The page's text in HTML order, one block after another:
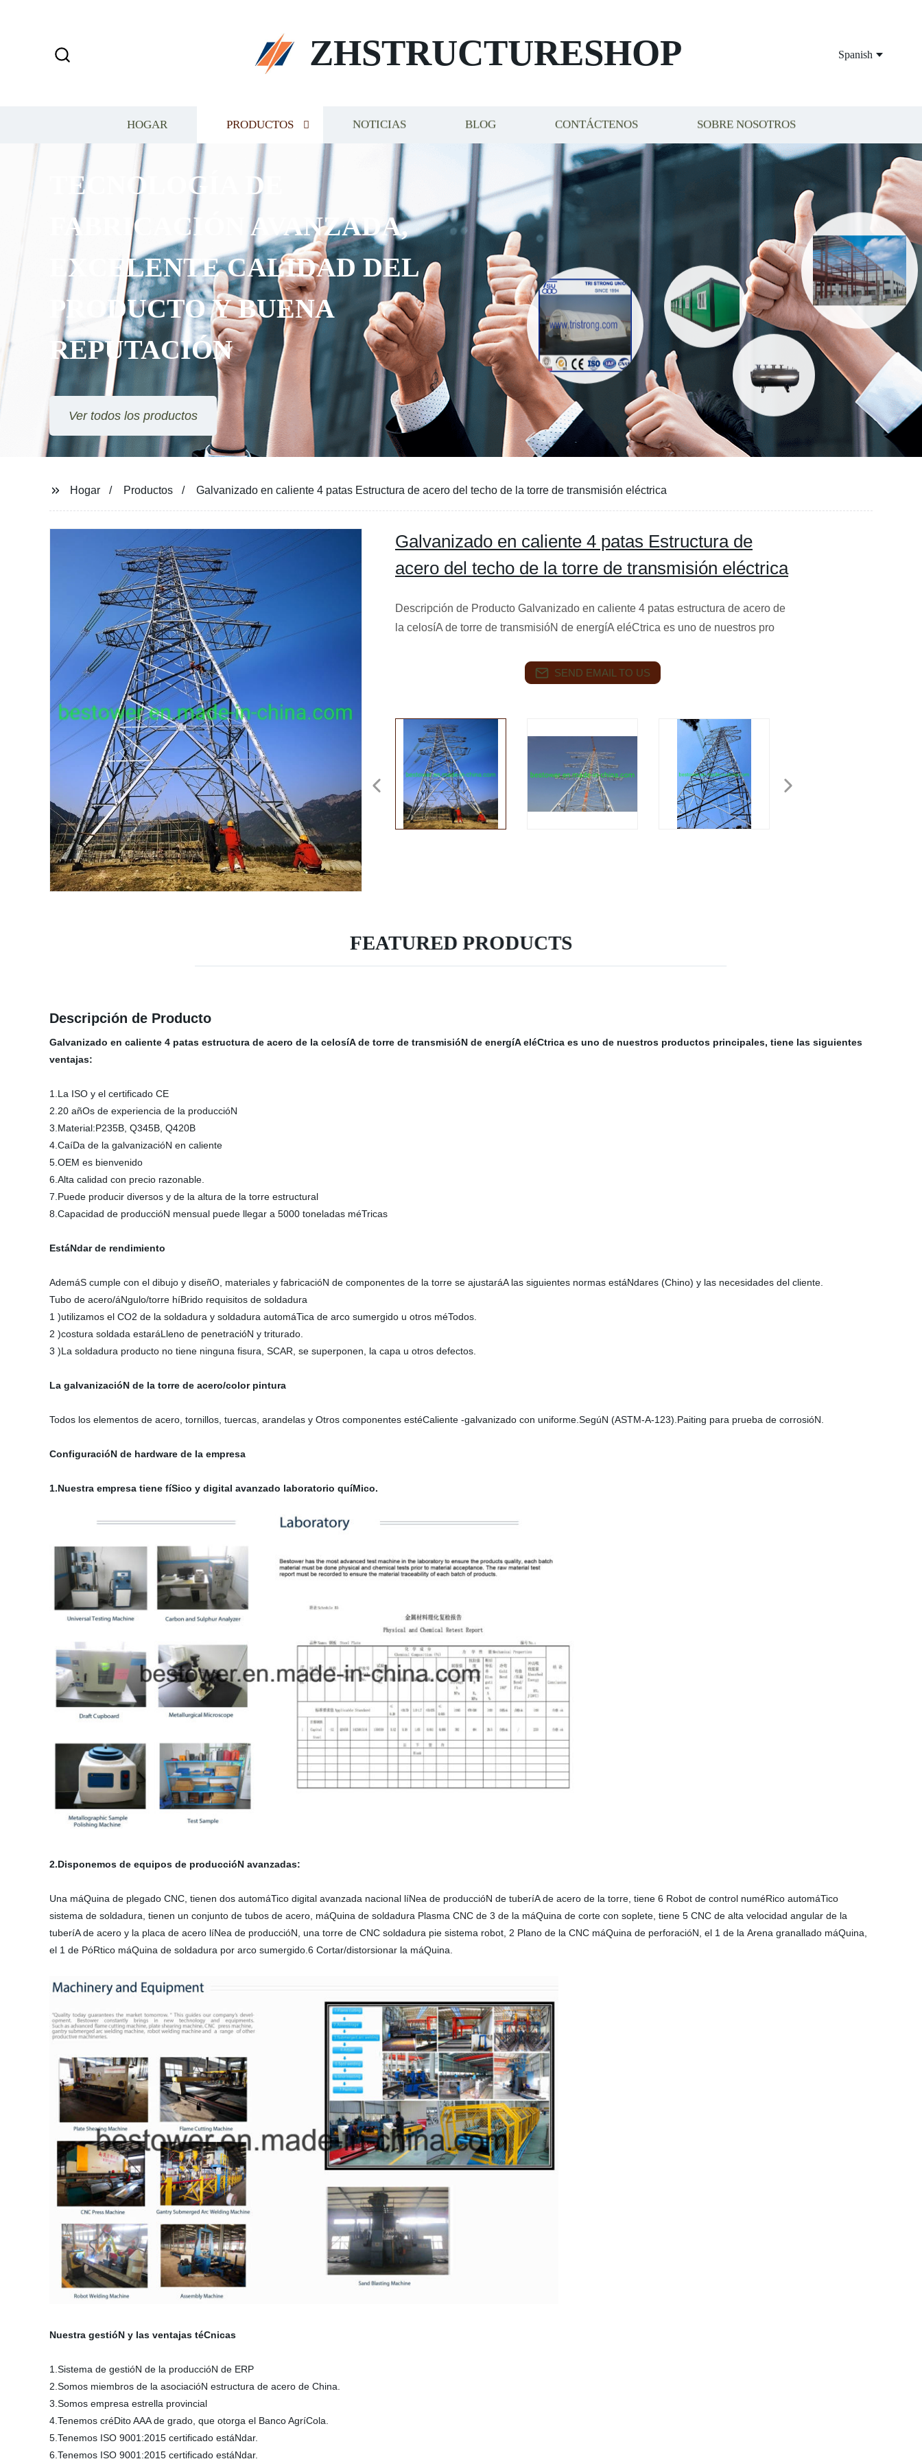
ZHSTRUCTURESHOP Spanish
HOGAR PRODUCTOS NOTICIAS BLOG CONTÁCTENOS SOBRE NOSOTROS
TECNOLOGÍA DE
FABRICACIÓN AVANZADA,
EXCELENTE CALIDAD DEL
PRODUCTO Y BUENA
REPUTACIÓN
Ver todos los productos
Hogar Productos Galvanizado en caliente 4 patas Estructura de acero del techo de la torre de transmisión eléctrica
Galvanizado en caliente 4 patas Estructura de
acero del techo de la torre de transmisión eléctrica
Descripción de Producto Galvanizado en caliente 4 patas estructura de acero de
la celosíA de torre de transmisióN de energíA eléCtrica es uno de nuestros pro
SEND EMAIL TO US
FEATURED PRODUCTS
Descripción de Producto
Galvanizado en caliente 4 patas estructura de acero de la celosíA de torre de transmisióN de energíA eléCtrica es uno de nuestros productos principales, tiene las siguientes
ventajas:
1.La ISO y el certificado CE
2.20 añOs de experiencia de la produccióN
3.Material:P235B, Q345B, Q420B
4.CaíDa de la galvanizacióN en caliente
5.OEM es bienvenido
6.Alta calidad con precio razonable.
7.Puede producir diversos y de la altura de la torre estructural
8.Capacidad de produccióN mensual puede llegar a 5000 toneladas méTricas
EstáNdar de rendimiento
AdemáS cumple con el dibujo y diseñO, materiales y fabricacióN de componentes de la torre se ajustaráA las siguientes normas estáNdares (Chino) y las necesidades del cliente.
Tubo de acero/áNgulo/torre híBrido requisitos de soldadura
1 )utilizamos el CO2 de la soldadura y soldadura automáTica de arco sumergido u otros méTodos.
2 )costura soldada estaráLleno de penetracióN y triturado.
3 )La soldadura producto no tiene ninguna fisura, SCAR, se superponen, la capa u otros defectos.
La galvanizacióN de la torre de acero/color pintura
Todos los elementos de acero, tornillos, tuercas, arandelas y Otros componentes estéCaliente -galvanizado con uniforme.SegúN (ASTM-A-123).Paiting para prueba de corrosióN.
ConfiguracióN de hardware de la empresa
1.Nuestra empresa tiene fíSico y digital avanzado laboratorio quíMico.
2.Disponemos de equipos de produccióN avanzadas:
Una máQuina de plegado CNC, tienen dos automáTico digital avanzada nacional líNea de produccióN de tuberíA de acero de la torre, tiene 6 Robot de control numéRico automáTico
sistema de soldadura, tienen un conjunto de tubos de acero, máQuina de soldadura Plasma CNC de 3 de la máQuina de corte con soplete, tiene 5 CNC de alta velocidad angular de la
tuberíA de acero y la placa de acero líNea de produccióN, una torre de CNC soldadura pie sistema robot, 2 Plano de la CNC máQuina de perforacióN, el 1 de la Arena granallado máQuina,
el 1 de PóRtico máQuina de soldadura por arco sumergido.6 Cortar/distorsionar la máQuina.
Nuestra gestióN y las ventajas téCnicas
1.Sistema de gestióN de la produccióN de ERP
2.Somos miembros de la asociacióN estructura de acero de China.
3.Somos empresa estrella provincial
4.Tenemos créDito AAA de grado, que otorga el Banco AgríCola.
5.Tenemos ISO 9001:2015 certificado estáNdar.
6.Tenemos ISO 9001:2015 certificado estáNdar.